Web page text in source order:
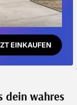
EINKAUFEN
dein wahres